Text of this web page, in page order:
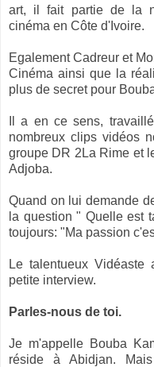
art, il fait partie de la
cinéma en Côte d'Ivoire.
Egalement Cadreur et
Cinéma ainsi que la
plus de secret pour
Il a en ce sens,
nombreux clips vidéos
groupe DR 2La Rime et
Adjoba.
Quand on lui demande
la question " Quelle est
toujours: "Ma passion
Le talentueux
petite interview.
Parles-nous de toi.
Je m'appelle Bouba
réside à Abidjan.